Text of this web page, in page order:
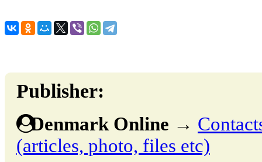
Publisher:
Denmark Online →
(articles, photo, files etc)